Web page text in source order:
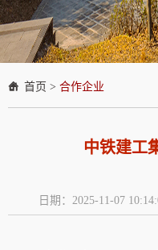
首页 > 合作企业
中铁建工
日期：2025-11-07